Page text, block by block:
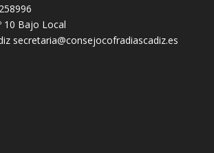
10 Bajo Local
secretaria@consejocofradiascadiz.es